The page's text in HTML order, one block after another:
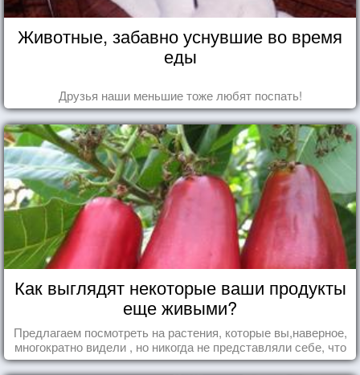
Животные, забавно уснувшие во время
еды
Друзья наши меньшие тоже любят поспать!
Как выглядят некоторые ваши продукты
еще живыми?
Предлагаем посмотреть на растения, которые вы,наверное,
многократно видели , но никогда не представляли себе, что
употребляете их в пищу.